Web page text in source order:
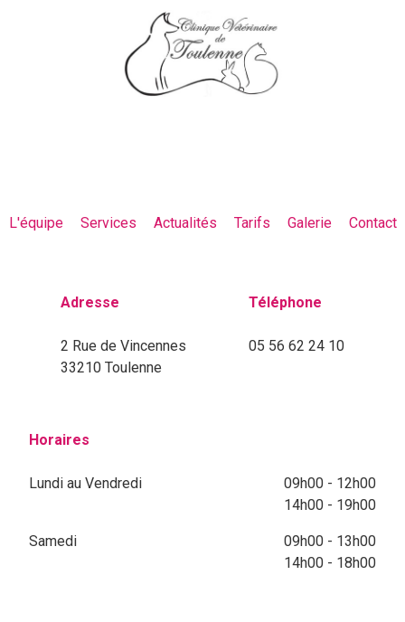
L'équipe Services Actualités Tarifs Galerie Contact
Adresse
2 Rue de Vincennes
33210 Toulenne
Téléphone
05 56 62 24 10
Horaires
Lundi au Vendredi
09h00 - 12h00
14h00 - 19h00
Samedi
09h00 - 13h00
14h00 - 18h00